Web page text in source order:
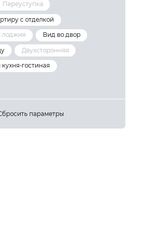
Переуступка
с отделкой
лоджия Вид во двор
Двухсторонняя
гостиная
Сбросить параметры